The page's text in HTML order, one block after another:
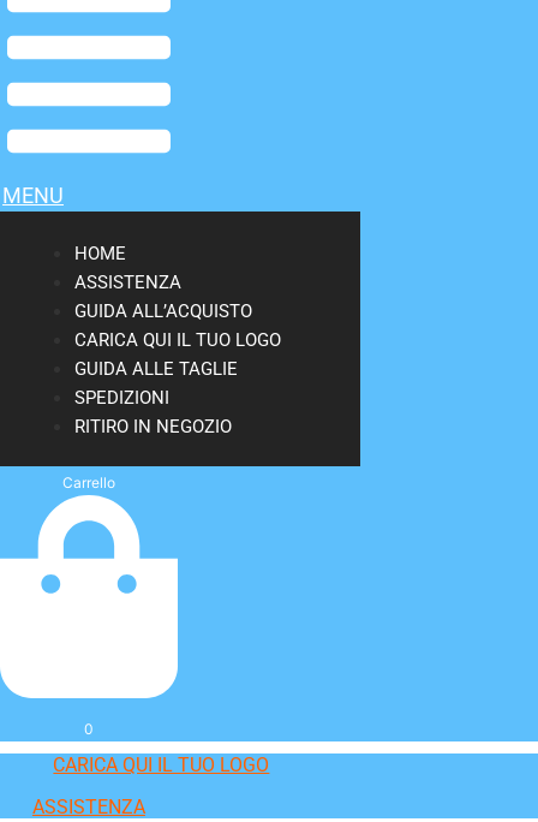
Menu
MENU
HOME
ASSISTENZA
GUIDA ALL’ACQUISTO
CARICA QUI IL TUO LOGO
GUIDA ALLE TAGLIE
SPEDIZIONI
RITIRO IN NEGOZIO
Carrello
0
CARICA QUI IL TUO LOGO
ASSISTENZA